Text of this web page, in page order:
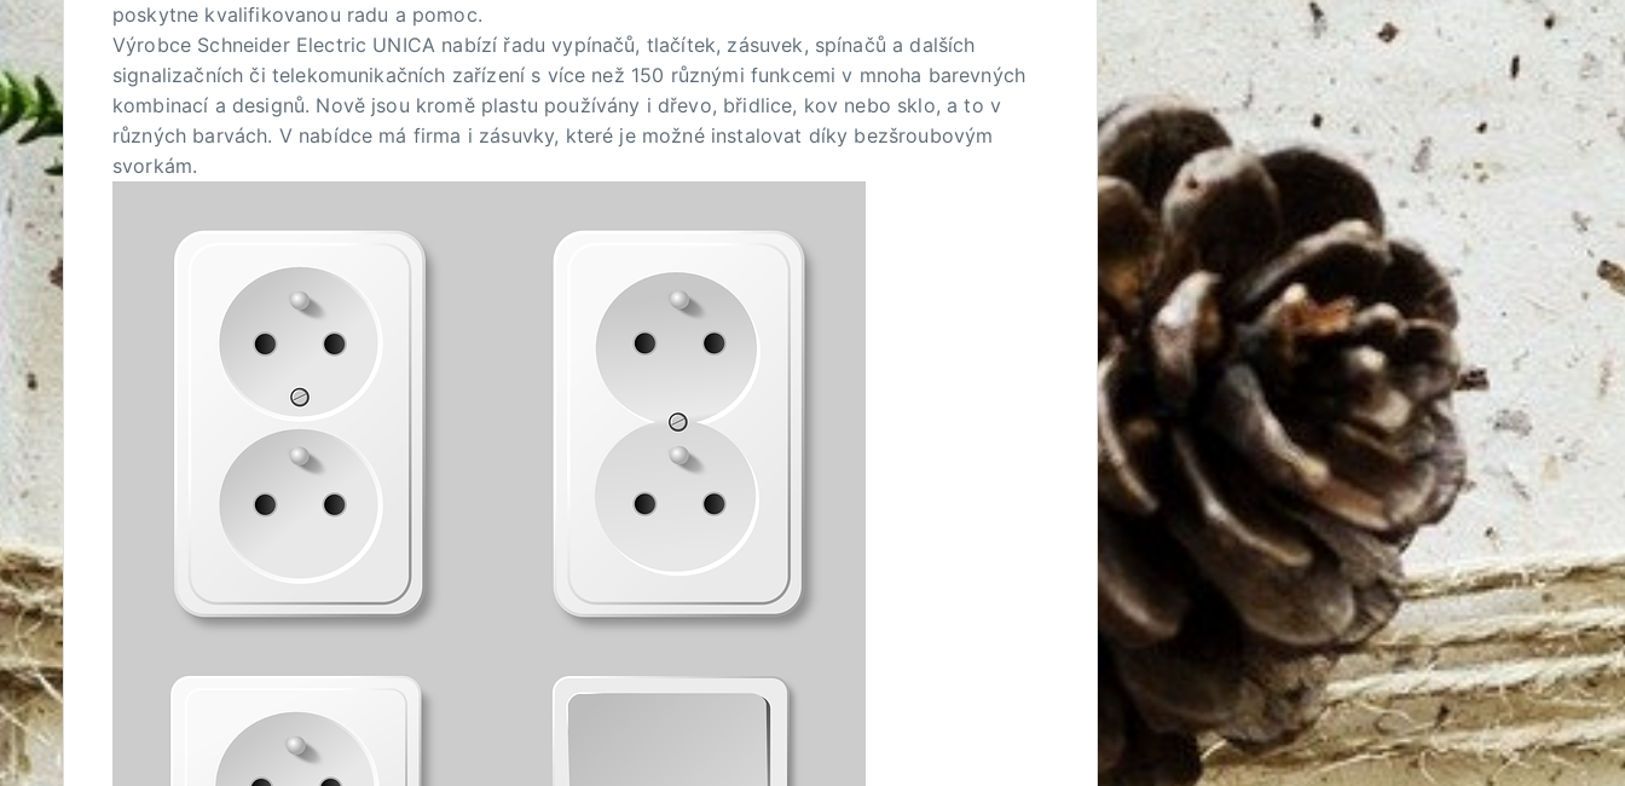
poskytne kvalifikovanou radu a pomoc.
Výrobce Schneider Electric UNICA nabízí řadu vypínačů, tlačítek, zásuvek, spínačů a dalších
signalizačních či telekomunikačních zařízení s více než 150 různými funkcemi v mnoha barevných
kombinací a designů. Nově jsou kromě plastu používány i dřevo, břidlice, kov nebo sklo, a to v
různých barvách. V nabídce má firma i zásuvky, které je možné instalovat díky bezšroubovým
svorkám.